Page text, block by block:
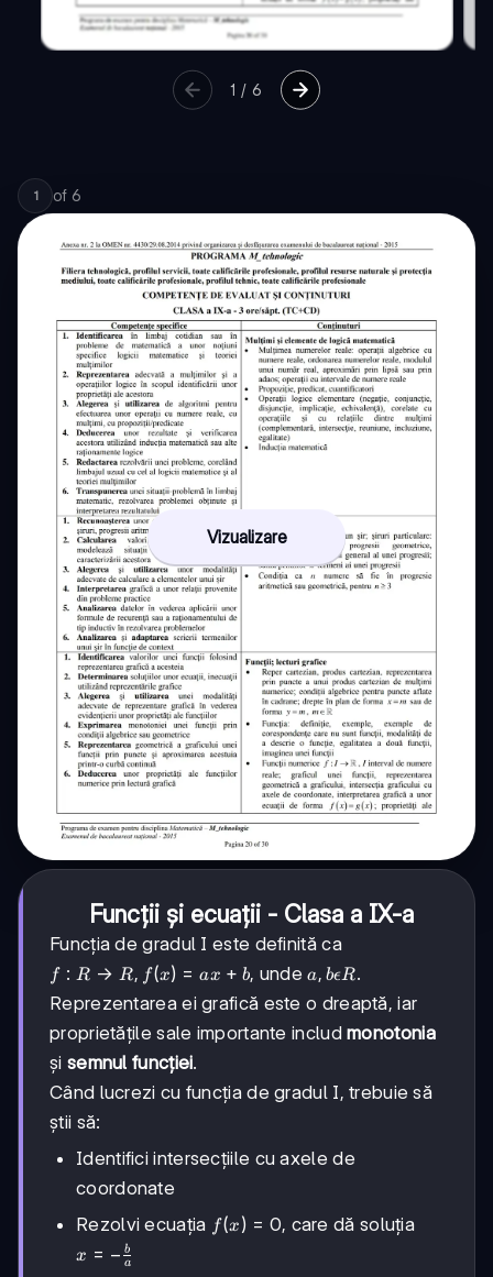
1 /6
1 of 6
Vizualizare
Funcții și ecuații - Clasa a IX-a
Funcția de gradul I este definită ca
f:R\rightarrow
R, f(x)=ax+b
f : R → R, f(x) = ax + b, undea,b\epsilon
R
a, bϵR.
Reprezentarea ei grafică este o dreaptă, iar
proprietățile sale importante includmonotonia
și semnul funcției.
Când lucrezi cu funcția de gradul I, trebuie să
știi să:
Identifici intersecțiile cu axele de
coordonate
Rezolvi ecuația f(x)=0
f(x) = 0, care dă soluția
x = -
x = − a
b